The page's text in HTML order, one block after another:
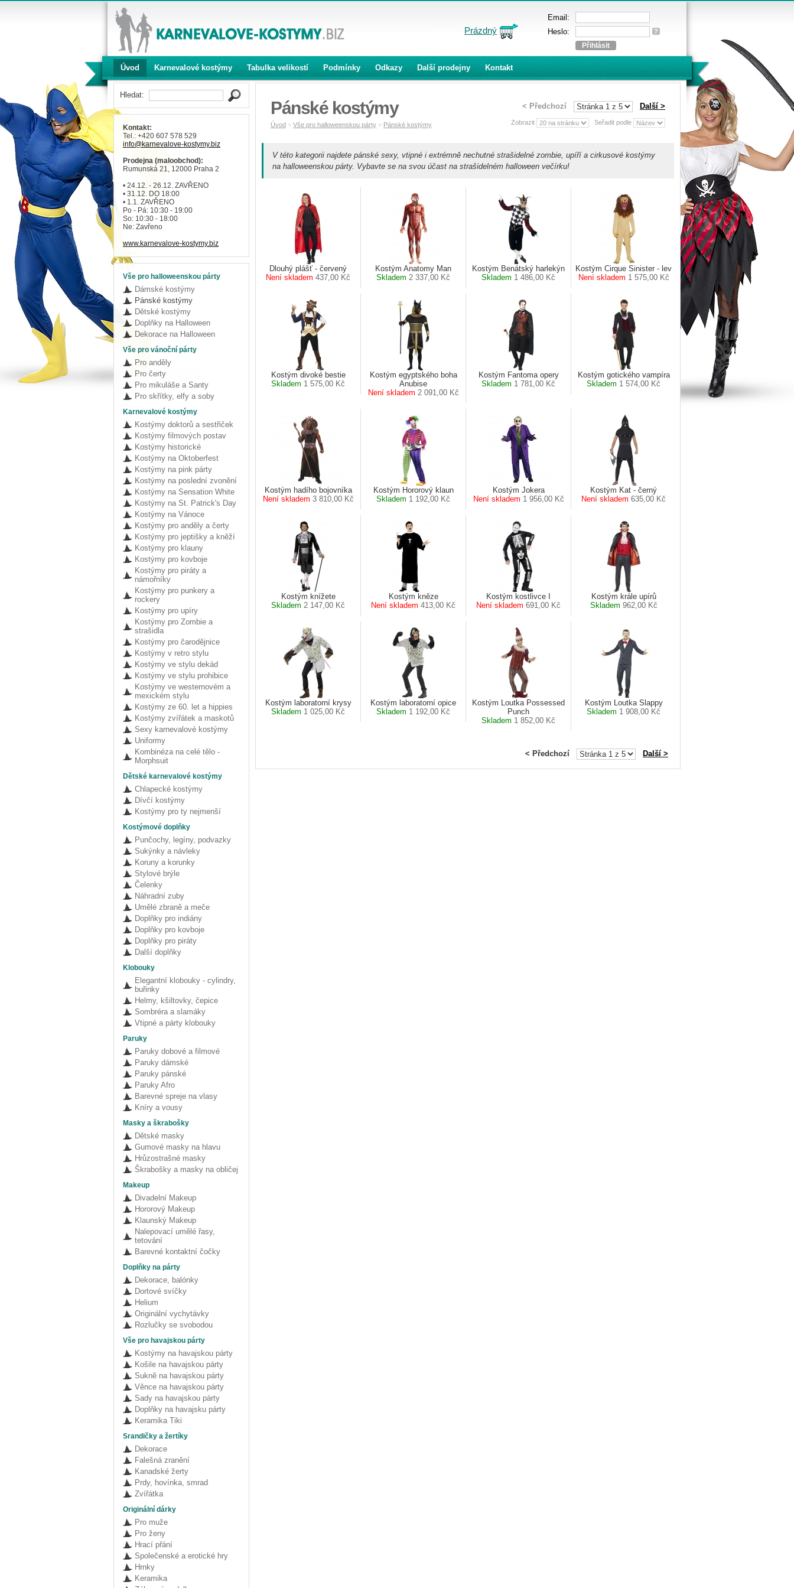
Email:
Heslo:
?
Prázdný
Úvod Karnevalové kostýmy Tabulka velikostí Podmínky Odkazy Další prodejny Kontakt
Hledat:
Kontakt:
Tel.: +420 607 578 529
info@karnevalove-kostymy.biz
Prodejna (maloobchod):
Rumunská 21, 12000 Praha 2
• 24.12. - 26.12. ZAVŘENO
• 31.12. DO 18:00
• 1.1. ZAVŘENO
Po - Pá: 10:30 - 19:00
So: 10:30 - 18:00
Ne: Zavřeno
www.karnevalove-kostymy.biz
Vše pro halloweenskou párty
Dámské kostýmy
Pánské kostýmy
Dětské kostýmy
Doplňky na Halloween
Dekorace na Halloween
Vše pro vánoční párty
Pro anděly
Pro čerty
Pro mikuláše a Santy
Pro skřítky, elfy a soby
Karnevalové kostýmy
Kostýmy doktorů a sestřiček
Kostýmy filmových postav
Kostýmy historické
Kostýmy na Oktoberfest
Kostýmy na pink párty
Kostýmy na poslední zvonění
Kostýmy na Sensation White
Kostýmy na St. Patrick's Day
Kostýmy na Vánoce
Kostýmy pro anděly a čerty
Kostýmy pro jeptišky a kněží
Kostýmy pro klauny
Kostýmy pro kovboje
Kostýmy pro piráty a
námořníky
Kostýmy pro punkery a
rockery
Kostýmy pro upíry
Kostýmy pro Zombie a
strašidla
Kostýmy pro čarodějnice
Kostýmy v retro stylu
Kostýmy ve stylu dekád
Kostýmy ve stylu prohibice
Kostýmy ve westernovém a
mexickém stylu
Kostýmy ze 60. let a hippies
Kostýmy zvířátek a maskotů
Sexy karnevalové kostýmy
Uniformy
Kombinéza na celé tělo -
Morphsuit
Dětské karnevalové kostýmy
Chlapecké kostýmy
Dívčí kostýmy
Kostýmy pro ty nejmenší
Kostýmové doplňky
Punčochy, legíny, podvazky
Sukýnky a návleky
Koruny a korunky
Stylové brýle
Čelenky
Náhradní zuby
Umělé zbraně a meče
Doplňky pro indiány
Doplňky pro kovboje
Doplňky pro piráty
Další doplňky
Klobouky
Elegantní klobouky - cylindry,
buřinky
Helmy, kšiltovky, čepice
Sombréra a slamáky
Vtipné a párty klobouky
Paruky
Paruky dobové a filmové
Paruky dámské
Paruky pánské
Paruky Afro
Barevné spreje na vlasy
Kníry a vousy
Masky a škrabošky
Dětské masky
Gumové masky na hlavu
Hrůzostrašné masky
Škrabošky a masky na obličej
Makeup
Divadelní Makeup
Hororový Makeup
Klaunský Makeup
Nalepovací umělé řasy,
tetování
Barevné kontaktní čočky
Doplňky na párty
Dekorace, balónky
Dortové svíčky
Helium
Originální vychytávky
Rozlučky se svobodou
Vše pro havajskou párty
Kostýmy na havajskou párty
Košile na havajskou párty
Sukně na havajskou párty
Věnce na havajskou párty
Sady na havajskou párty
Doplňky na havajsku párty
Keramika Tiki
Srandičky a žertíky
Dekorace
Falešná zranění
Kanadské žerty
Prdy, hovínka, smrad
Zvířátka
Originální dárky
Pro muže
Pro ženy
Hrací přání
Společenské a erotické hry
Hrnky
Keramika
< Předchozí Další >
Zobrazit Seřadit podle
Pánské kostýmy
Úvod > Vše pro halloweenskou párty > Pánské kostýmy
V této kategorii najdete pánské sexy, vtipné i extrémně nechutné strašidelné zombie, upíří a cirkusové kostýmy
na halloweenskou párty. Vybavte se na svou účast na strašidelném halloween večírku!
Dlouhý plášť - červený
Není skladem 437,00 Kč
Kostým Anatomy Man
Skladem 2 337,00 Kč
Kostým Benátský harlekýn
Skladem 1 486,00 Kč
Kostým Cirque Sinister - lev
Není skladem 1 575,00 Kč
Kostým divoké bestie
Skladem 1 575,00 Kč
Kostým egyptského boha
Anubise
Není skladem 2 091,00 Kč
Kostým Fantoma opery
Skladem 1 781,00 Kč
Kostým gotického vampíra
Skladem 1 574,00 Kč
Kostým hadího bojovníka
Není skladem 3 810,00 Kč
Kostým Hororový klaun
Skladem 1 192,00 Kč
Kostým Jokera
Není skladem 1 956,00 Kč
Kostým Kat - černý
Není skladem 635,00 Kč
Kostým knížete
Skladem 2 147,00 Kč
Kostým kněze
Není skladem 413,00 Kč
Kostým kostlivce I
Není skladem 691,00 Kč
Kostým krále upírů
Skladem 962,00 Kč
Kostým laboratorní krysy
Skladem 1 025,00 Kč
Kostým laboratorní opice
Skladem 1 192,00 Kč
Kostým Loutka Possessed
Punch
Skladem 1 852,00 Kč
Kostým Loutka Slappy
Skladem 1 908,00 Kč
< Předchozí Další >